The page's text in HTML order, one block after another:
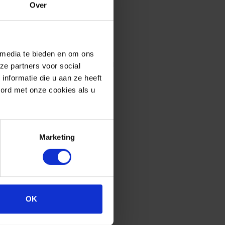
Over
te bieden en om ons
partners voor social
die u aan ze heeft
met onze cookies als u
Marketing
OK
Onze dagtrip naar de boerderij
te voeren en zelfs te helpen
ook waar ons voedsel
activiteiten zoals trampoline
door hoge
einde van dit labyrint? Een